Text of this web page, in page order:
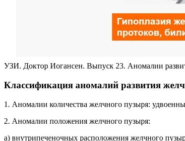
УЗИ. Доктор Иогансен. Выпуск 23. Аномалии
Классификация аномалий развития
1. Аномалии количества желчного пузыря:
2. Аномалии положения желчного пузыря:
a) внутрипеченочных расположения желчного